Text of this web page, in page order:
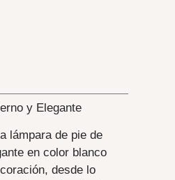
y Elegante
lámpara de pie de
en color blanco
desde lo